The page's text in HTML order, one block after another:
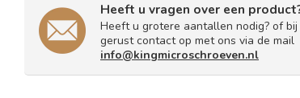
Heeft u vragen over een
Heeft u grotere aantallen nodig? of
gerust contact op met ons via de mail
info@kingmicroschroeven.nl